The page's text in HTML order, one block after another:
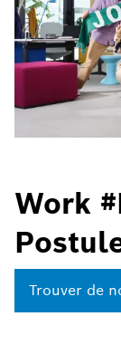
Work
Trouver de